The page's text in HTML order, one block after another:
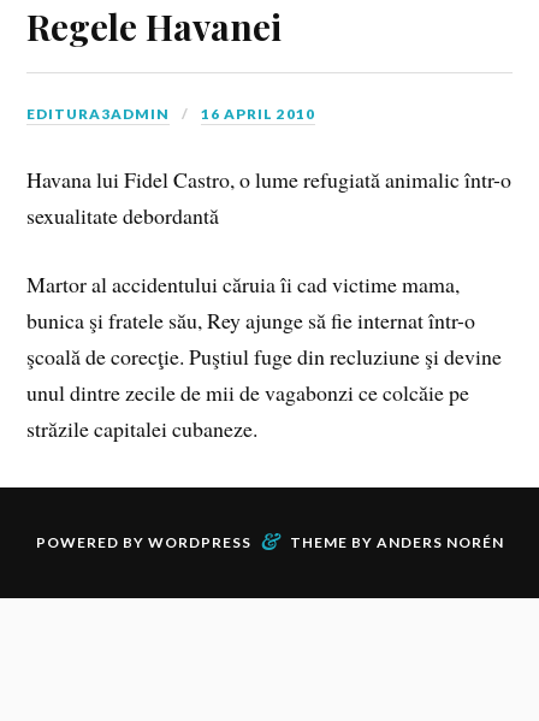
Regele Havanei
EDITURA3ADMIN 16 APRIL 2010
Havana lui Fidel Castro, o lume refugiată animalic într-o
sexualitate debordantă
Martor al accidentului căruia îi cad victime mama,
bunica şi fratele său, Rey ajunge să fie internat într-o
şcoală de corecţie. Puştiul fuge din recluziune şi devine
unul dintre zecile de mii de vagabonzi ce colcăie pe
străzile capitalei cubaneze.
POWERED BY WORDPRESS & THEME BY ANDERS NORÉN